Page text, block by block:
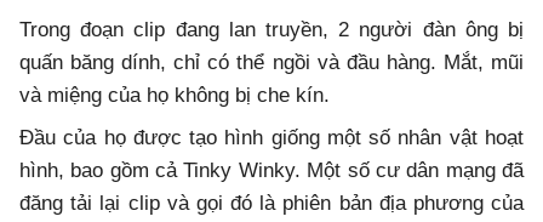
Trong đoạn clip đang lan truyền, 2 người đàn ông bị
quấn băng dính, chỉ có thể ngồi và đầu hàng. Mắt, mũi
và miệng của họ không bị che kín.
Đầu của họ được tạo hình giống một số nhân vật hoạt
hình, bao gồm cả Tinky Winky. Một số cư dân mạng đã
đăng tải lại clip và gọi đó là phiên bản địa phương của